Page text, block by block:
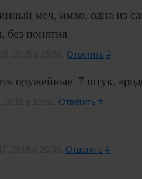
меч, имхо, одна из
без понятия
Ответить #
оружейные. 7 штук,
Ответить #
Ответить #